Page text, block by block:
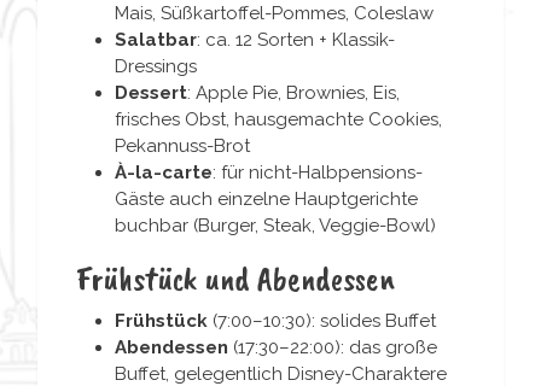
Mais, Süßkartoffel-Pommes, Coleslaw
Salatbar: ca. 12 Sorten + Klassik-
Dressings
Dessert: Apple Pie, Brownies, Eis,
frisches Obst, hausgemachte Cookies,
Pekannuss-Brot
À-la-carte: für nicht-Halbpensions-
Gäste auch einzelne Hauptgerichte
buchbar (Burger, Steak, Veggie-Bowl)
Frühstück und Abendessen
Frühstück (7:00–10:30): solides Buffet
Abendessen (17:30–22:00): das große
Buffet, gelegentlich Disney-Charaktere